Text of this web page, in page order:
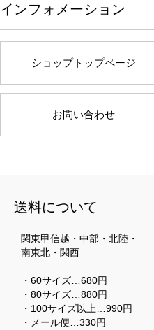
インフォメーション
ショップトップページ
お問い合わせ
送料について
関東甲信越・中部・北陸・
南東北・関西
・60サイズ…680円
・80サイズ…880円
・100サイズ以上…990円
・メール便…330円